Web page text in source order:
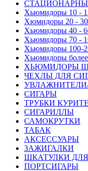
Хьюмидоры 10 -
Хюмидоры 20 - 30
Хьюмидоры 40 -
Хьюмидоры 70 -
Хьюмидоры 100-
Хьюмидоры более
ХЬЮМИДОРЫ
ЧЕХЛЫ ДЛЯ
СИГАРЫ
ТРУБКИ
СИГАРИЛЛЫ
САМОКРУТКИ
ТАБАК
АКСЕССУАРЫ
ЗАЖИГАЛКИ
ШКАТУЛКИ
ПОРТСИГАРЫ